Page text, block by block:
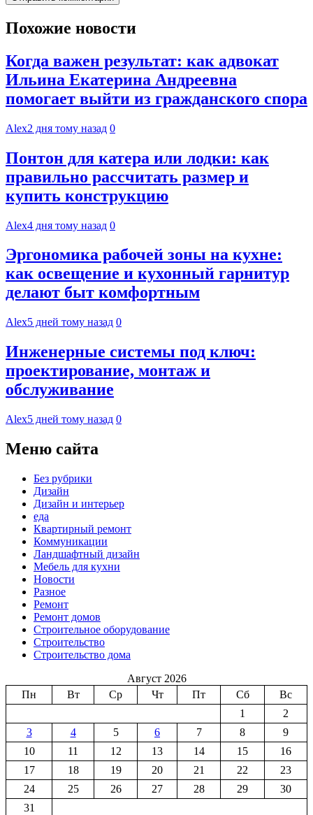
Похожие новости
Когда важен результат: как адвокат
Ильина Екатерина Андреевна
помогает выйти из гражданского спора
Alex2 дня тому назад 0
Понтон для катера или лодки: как
правильно рассчитать размер и
купить конструкцию
Alex4 дня тому назад 0
Эргономика рабочей зоны на кухне:
как освещение и кухонный гарнитур
делают быт комфортным
Alex5 дней тому назад 0
Инженерные системы под ключ:
проектирование, монтаж и
обслуживание
Alex5 дней тому назад 0
Меню сайта
Без рубрики
Дизайн
Дизайн и интерьер
еда
Квартирный ремонт
Коммуникации
Ландшафтный дизайн
Мебель для кухни
Новости
Разное
Ремонт
Ремонт домов
Строительное оборудование
Строительство
Строительство дома
Август 2026
Пн
Вт Ср Чт Пт Сб
Вс
1
2
3
4 5 6 7 8
9
10
11 12 13 14 15
16
17
18 19 20 21 22
23
24
25 26 27 28 29
30
31